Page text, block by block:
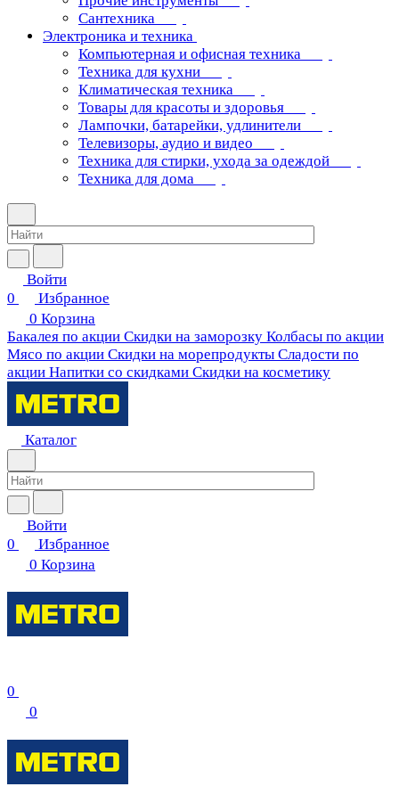
Сантехника
Электроника и техника
Компьютерная и офисная техника
Техника для кухни
Климатическая техника
Товары для красоты и здоровья
Лампочки, батарейки, удлинители
Телевизоры, аудио и видео
Техника для стирки, ухода за одеждой
Техника для дома
Войти
0
Избранное
0 Корзина
Бакалея по акции Скидки на заморозку Колбасы по акции
Мясо по акции Скидки на морепродукты Сладости по
акции Напитки со скидками Скидки на косметику
Каталог
Войти
0
Избранное
0 Корзина
0
0